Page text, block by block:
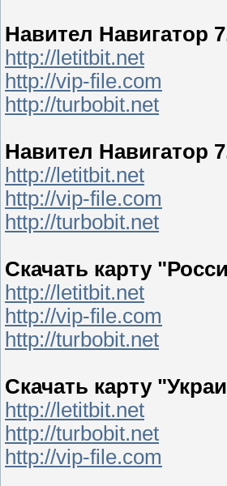
Навител Навигатор
http://letitbit.net
http://vip-file.com
http://turbobit.net
Навител Навигатор
http://letitbit.net
http://vip-file.com
http://turbobit.net
Скачать карту
http://letitbit.net
http://vip-file.com
http://turbobit.net
Скачать карту
http://letitbit.net
http://turbobit.net
http://vip-file.com